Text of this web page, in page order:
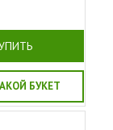
БУКЕТ